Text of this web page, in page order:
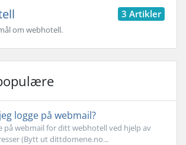
3 Artikler
om webhotell.
logge på webmail?
på webmail for ditt webhotell ved hjelp av
(Bytt ut dittdomene.no...